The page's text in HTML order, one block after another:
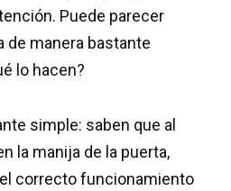
Puede parecer
de manera bastante
lo hacen?
simple: saben que al
la manija de la puerta,
correcto funcionamiento